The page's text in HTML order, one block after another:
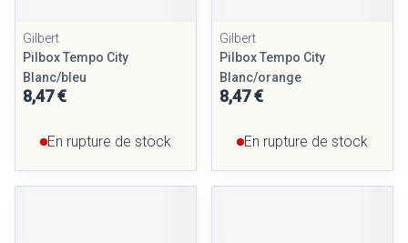
Gilbert
Pilbox Tempo City
Blanc/bleu
8,47 €
En rupture de stock
Gilbert
Pilbox Tempo City
Blanc/orange
8,47 €
En rupture de stock